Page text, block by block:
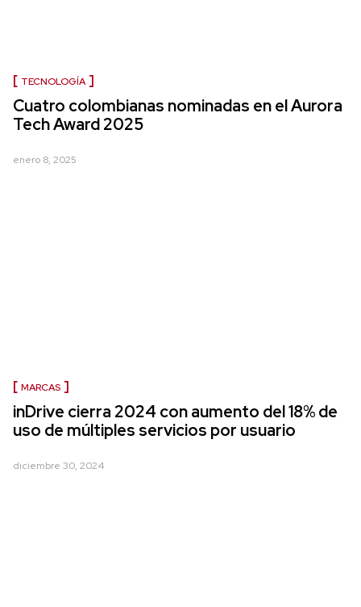
TECNOLOGÍA
Cuatro colombianas nominadas en el Aurora
Tech Award 2025
enero 8, 2025
MARCAS
inDrive cierra 2024 con aumento del 18% de
uso de múltiples servicios por usuario
diciembre 30, 2024